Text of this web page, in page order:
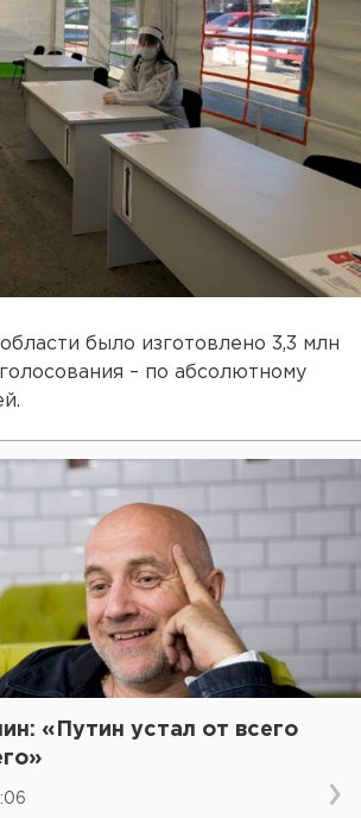
было изготовлено 3,3 млн
– по абсолютному
«Путин устал от всего